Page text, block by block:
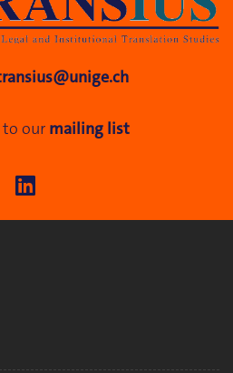
to our mailing list